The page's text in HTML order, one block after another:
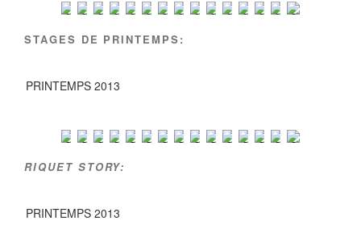
STAGES DE PRINTEMPS:
PRINTEMPS 2013
RIQUET STORY:
PRINTEMPS 2013